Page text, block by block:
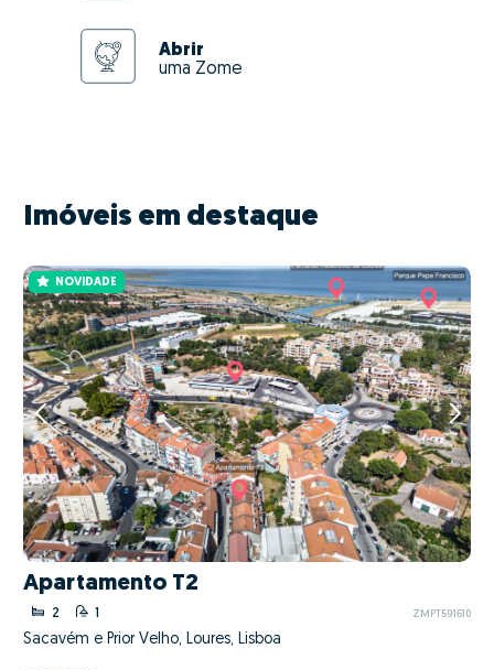
Abrir
uma Zome
Imóveis em destaque
NOVIDADE
Apartamento T2
2 1 ZMPT591610
Sacavém e Prior Velho, Loures, Lisboa